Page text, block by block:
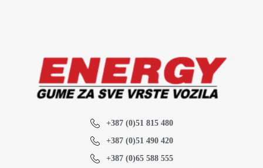
+387 (0)51 815 480
+387 (0)51 490 420
+387 (0)65 588 555